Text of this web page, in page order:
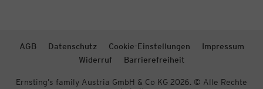
AGB Datenschutz Cookie-Einstellungen
Impressum
Widerruf
Barrierefreiheit
Ernsting’s family Austria GmbH & Co KG 2026. © Alle Rechte